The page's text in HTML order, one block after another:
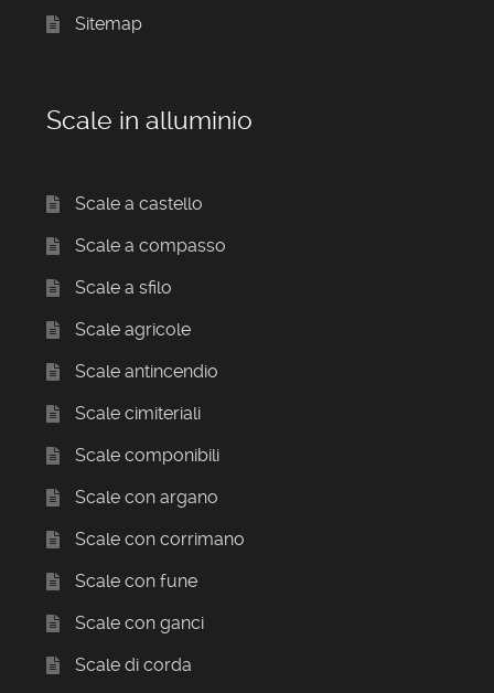
Sitemap
Scale in alluminio
Scale a castello
Scale a compasso
Scale a sfilo
Scale agricole
Scale antincendio
Scale cimiteriali
Scale componibili
Scale con argano
Scale con corrimano
Scale con fune
Scale con ganci
Scale di corda